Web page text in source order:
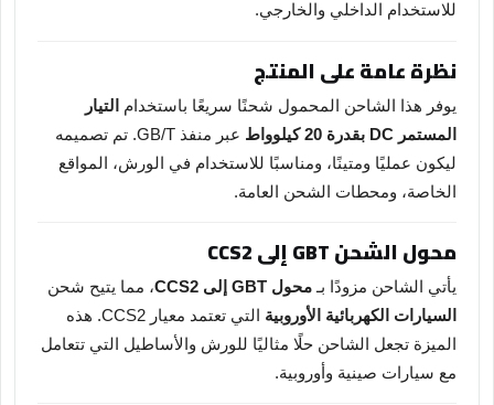
للاستخدام الداخلي والخارجي.
نظرة عامة على المنتج
يوفر هذا الشاحن المحمول شحنًا سريعًا باستخدام
التيار
المستمر DC بقدرة 20 كيلوواط
عبر منفذ GB/T. تم تصميمه
ليكون عمليًا ومتينًا، ومناسبًا للاستخدام في الورش، المواقع
الخاصة، ومحطات الشحن العامة.
محول الشحن GBT إلى CCS2
يأتي الشاحن مزودًا بـ محول GBT إلى CCS2
، مما يتيح شحن
السيارات الكهربائية الأوروبية
التي تعتمد معيار CCS2. هذه
الميزة تجعل الشاحن حلًا مثاليًا للورش والأساطيل التي تتعامل
مع سيارات صينية وأوروبية.